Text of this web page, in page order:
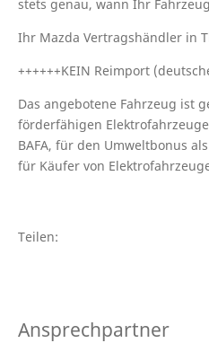
stets genau, wann Ihr
Ihr Mazda Vertragshändler in
++++++KEIN Reimport
Das angebotene Fahrzeug ist
förderfähigen
BAFA, für den Umweltbonus
für Käufer von
Teilen:
Ansprechpartner